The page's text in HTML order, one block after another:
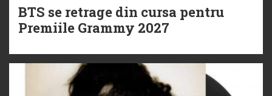
BTS se retrage din cursa pentru
Premiile Grammy 2027